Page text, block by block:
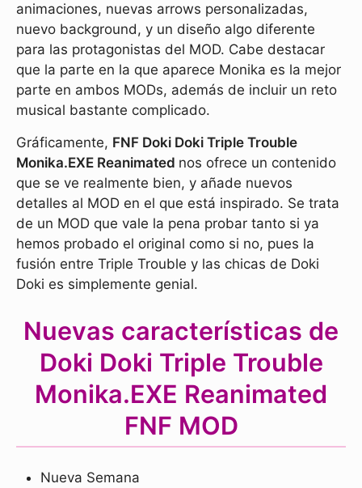
animaciones, nuevas arrows personalizadas,
nuevo background, y un diseño algo diferente
para las protagonistas del MOD. Cabe destacar
que la parte en la que aparece Monika es la mejor
parte en ambos MODs, además de incluir un reto
musical bastante complicado.
Gráficamente, FNF Doki Doki Triple Trouble
Monika.EXE Reanimated nos ofrece un contenido
que se ve realmente bien, y añade nuevos
detalles al MOD en el que está inspirado. Se trata
de un MOD que vale la pena probar tanto si ya
hemos probado el original como si no, pues la
fusión entre Triple Trouble y las chicas de Doki
Doki es simplemente genial.
Nuevas características de
Doki Doki Triple Trouble
Monika.EXE Reanimated
FNF MOD
Nueva Semana